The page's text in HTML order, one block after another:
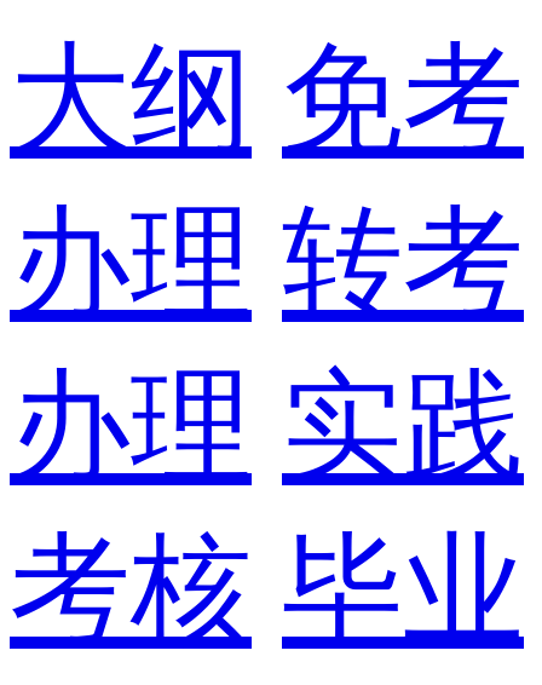
大纲 免考
办理 转考
办理 实践
考核 毕业